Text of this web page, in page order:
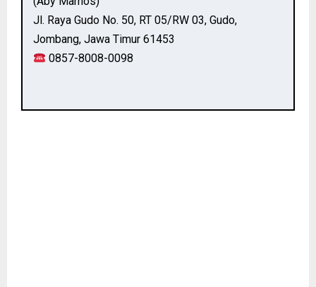
Jl. Raya Gudo No. 50, RT 05/RW 03, Gudo,
Jombang, Jawa Timur 61453
0857-8008-0098